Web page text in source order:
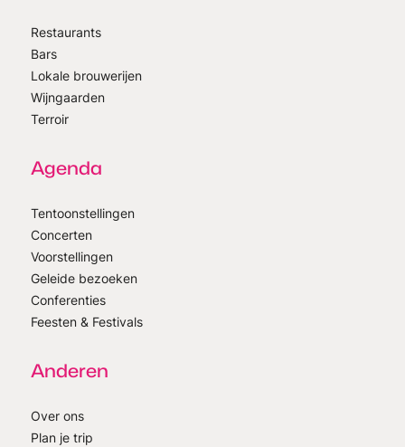
Restaurants
Bars
Lokale brouwerijen
Wijngaarden
Terroir
Agenda
Tentoonstellingen
Concerten
Voorstellingen
Geleide bezoeken
Conferenties
Feesten & Festivals
Anderen
Over ons
Plan je trip